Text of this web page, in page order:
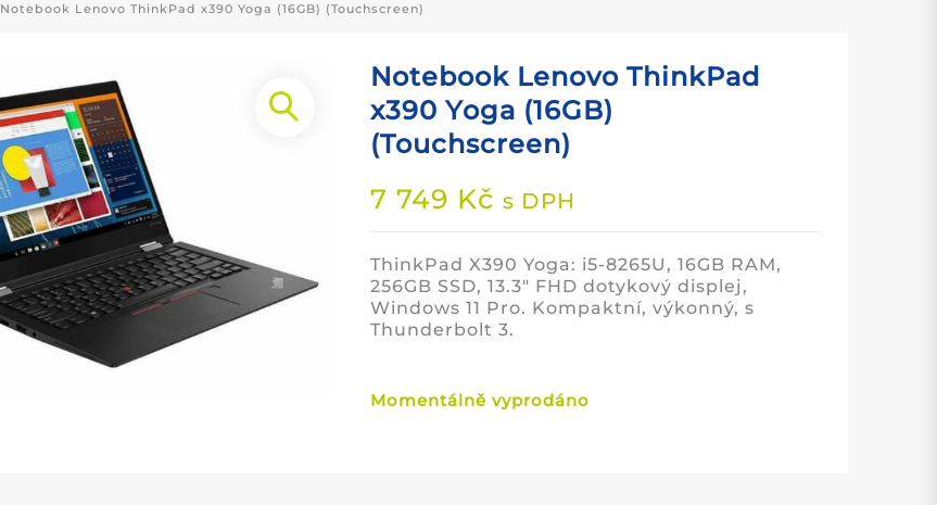
Notebook Lenovo ThinkPad x390 Yoga (16GB) (Touchscreen)
Notebook Lenovo ThinkPad
x390 Yoga (16GB)
(Touchscreen)
7 749 Kč s DPH
ThinkPad X390 Yoga: i5-8265U, 16GB RAM,
256GB SSD, 13.3″ FHD dotykový displej,
Windows 11 Pro. Kompaktní, výkonný, s
Thunderbolt 3.
Momentálně vyprodáno